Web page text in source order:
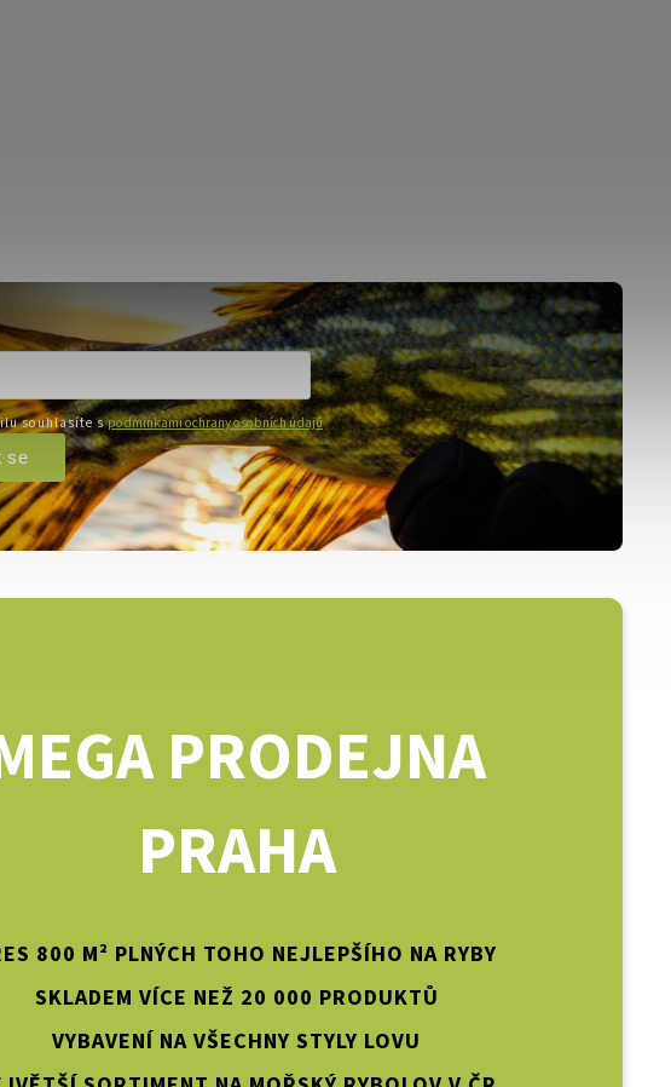
PRODEJNA
PRAHA
800 M² PLNÝCH TOHO NEJLEPŠÍHO NA RYBY
SKLADEM VÍCE NEŽ 20 000 PRODUKTŮ
VYBAVENÍ NA VŠECHNY STYLY LOVU
souhlasíte spodmínkami ochrany osobních údajů
se